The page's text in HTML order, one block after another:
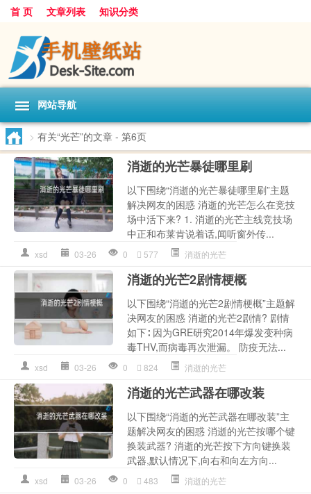
首 页 文章列表 知识分类
网站导航
> 有关“光芒”的文章 - 第6页
消逝的光芒暴徒哪里刷
以下围绕“消逝的光芒暴徒哪里刷”主题
解决网友的困惑 消逝的光芒怎么在竞技
场中活下来? 1. 消逝的光芒主线竞技场
中正和布莱肯说着话,闻听窗外传...
xsd 03-26 0 577 消逝的光芒
消逝的光芒2剧情梗概
以下围绕“消逝的光芒2剧情梗概”主题解
决网友的困惑 消逝的光芒2剧情? 剧情
如下∶ 因为GRE研究2014年爆发变种病
毒THV,而病毒再次泄漏。 防疫无法...
xsd 03-26 0 824 消逝的光芒
消逝的光芒武器在哪改装
以下围绕“消逝的光芒武器在哪改装”主
题解决网友的困惑 消逝的光芒按哪个键
换装武器? 消逝的光芒按下方向键换装
武器,默认情况下,向右和向左方向...
xsd 03-26 0 483 消逝的光芒